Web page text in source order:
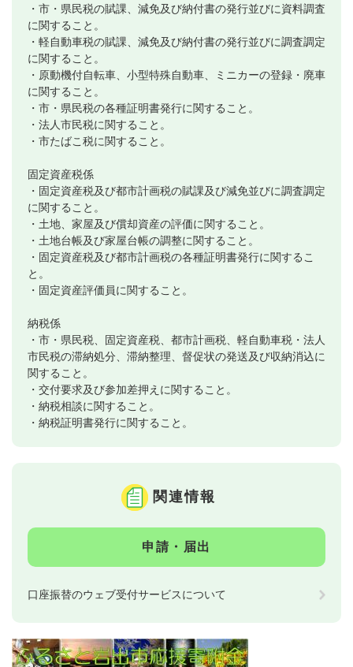
・市・県民税の賦課、減免及び納付書の発行並びに資料調査
に関すること。
・軽自動車税の賦課、減免及び納付書の発行並びに調査調定
に関すること。
・原動機付自転車、小型特殊自動車、ミニカーの登録・廃車
に関すること。
・市・県民税の各種証明書発行に関すること。
・法人市民税に関すること。
・市たばこ税に関すること。
固定資産税係
・固定資産税及び都市計画税の賦課及び減免並びに調査調定
に関すること。
・土地、家屋及び償却資産の評価に関すること。
・土地台帳及び家屋台帳の調整に関すること。
・固定資産税及び都市計画税の各種証明書発行に関するこ
と。
・固定資産評価員に関すること。
納税係
・市・県民税、固定資産税、都市計画税、軽自動車税・法人
市民税の滞納処分、滞納整理、督促状の発送及び収納消込に
関すること。
・交付要求及び参加差押えに関すること。
・納税相談に関すること。
・納税証明書発行に関すること。
関連情報
申請・届出
口座振替のウェブ受付サービスについて